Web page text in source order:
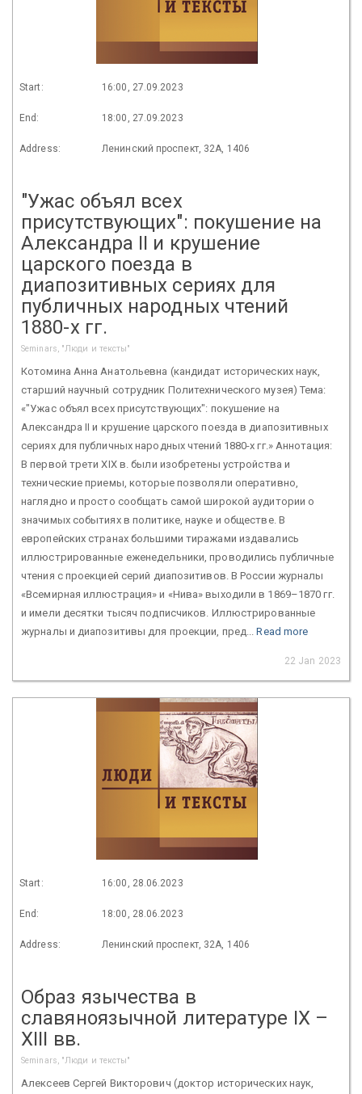
Start: 16:00, 27.09.2023
End: 18:00, 27.09.2023
Address: Ленинский проспект, 32А, 1406
"Ужас объял всех
присутствующих": покушение на
Александра II и крушение
царского поезда в
диапозитивных сериях для
публичных народных чтений
1880-х гг.
Seminars, "Люди и тексты"
Котомина Анна Анатольевна (кандидат исторических наук,
старший научный сотрудник Политехнического музея) Тема:
«"Ужас объял всех присутствующих": покушение на
Александра II и крушение царского поезда в диапозитивных
сериях для публичных народных чтений 1880-х гг.» Аннотация:
В первой трети XIX в. были изобретены устройства и
технические приемы, которые позволяли оперативно,
наглядно и просто сообщать самой широкой аудитории о
значимых событиях в политике, науке и обществе. В
европейских странах большими тиражами издавались
иллюстрированные еженедельники, проводились публичные
чтения с проекцией серий диапозитивов. В России журналы
«Всемирная иллюстрация» и «Нива» выходили в 1869–1870 гг.
и имели десятки тысяч подписчиков. Иллюстрированные
журналы и диапозитивы для проекции, пред...Read more
22 Jan 2023
Start: 16:00, 28.06.2023
End: 18:00, 28.06.2023
Address: Ленинский проспект, 32А, 1406
Образ язычества в
славяноязычной литературе IX –
XIII вв.
Seminars, "Люди и тексты"
Алексеев Сергей Викторович (доктор исторических наук,